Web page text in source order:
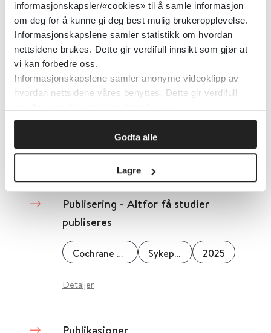
informasjonskapsler/«cookies» til å samle informasjon
om deg for å kunne gi deg best mulig brukeropplevelse.
Informasjonskapslene samler statistikk om hvordan
nettsidene brukes. Dette gir verdifull innsikt som gjør at
vi kan forbedre oss.
Informasjonskapslene samler anonyme videoklipp av
hvordan nettsidene våres benyttes. Dette gir verdifull
Godta alle
Lagre
Spesialgruppen for medisin og helsefag (SMH), Norsk bibliotekforening 2021
Detaljer
PubMed
Detaljer
Publisering - Altfor få studier
publiseres
Cochrane Norway Sykepleien 2025
Detaljer